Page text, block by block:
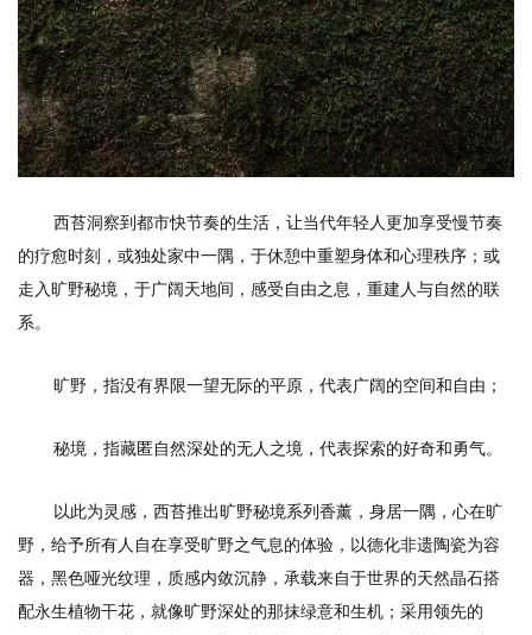
西苔洞察到都市快节奏的生活，让当代年轻人更加享受慢节奏
的疗愈时刻，或独处家中一隅，于休憩中重塑身体和心理秩序；或
走入旷野秘境，于广阔天地间，感受自由之息，重建人与自然的联
系。
旷野，指没有界限一望无际的平原，代表广阔的空间和自由；
秘境，指藏匿自然深处的无人之境，代表探索的好奇和勇气。
以此为灵感，西苔推出旷野秘境系列香薰，身居一隅，心在旷
野，给予所有人自在享受旷野之气息的体验，以德化非遗陶瓷为容
器，黑色哑光纹理，质感内敛沉静，承载来自于世界的天然晶石搭
配永生植物干花，就像旷野深处的那抹绿意和生机；采用领先的